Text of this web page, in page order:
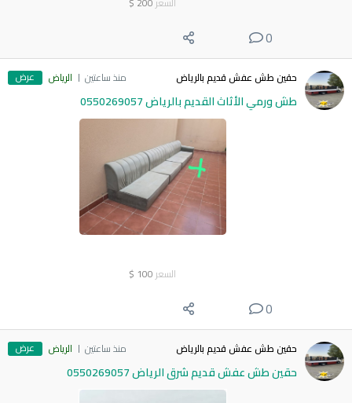
0
حقين طش عفش قديم بالرياض منذ ساعتين الرياض عرض
طش ورمي الأثاث القديم بالرياض 0550269057
السعر 100
$
0
حقين طش عفش قديم بالرياض منذ ساعتين الرياض عرض
حقين طش عفش قديم شرق الرياض 0550269057